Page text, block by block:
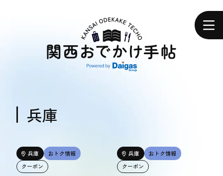
エリアで探す
食べる
兵庫
兵庫
おトク情報
クーポン
兵庫
おトク情報
クーポン